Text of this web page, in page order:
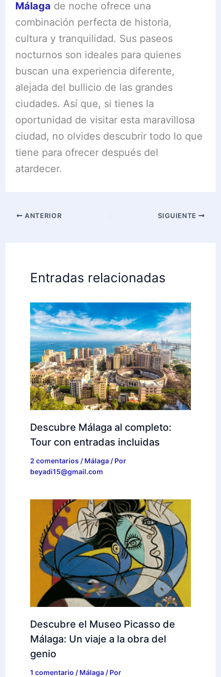
Málaga de noche ofrece una
combinación perfecta de historia,
cultura y tranquilidad. Sus paseos
nocturnos son ideales para quienes
buscan una experiencia diferente,
alejada del bullicio de las grandes
ciudades. Así que, si tienes la
oportunidad de visitar esta maravillosa
ciudad, no olvides descubrir todo lo que
tiene para ofrecer después del
atardecer.
ANTERIOR SIGUIENTE
Entradas relacionadas
Descubre Málaga al completo:
Tour con entradas incluidas
2 comentarios / Málaga/ Por
beyadi15@gmail.com
Descubre el Museo Picasso de
Málaga: Un viaje a la obra del
genio
1 comentario / Málaga/ Por